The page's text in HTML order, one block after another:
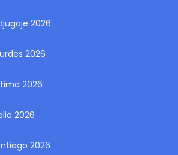
2026
2026
2026
2026
2026